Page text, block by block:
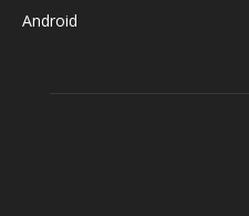
Android